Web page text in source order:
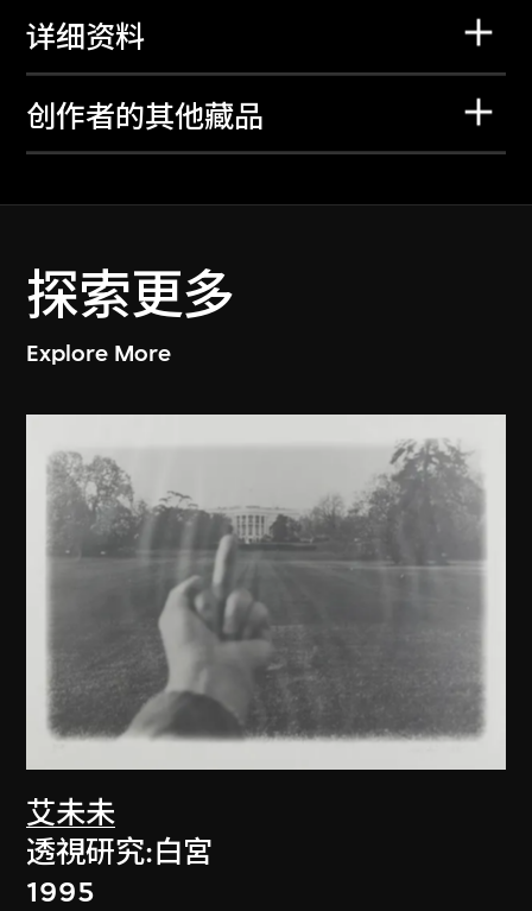
详细资料
创作者的其他藏品
探索更多
Explore More
艾未未
透視研究:白宮
1995